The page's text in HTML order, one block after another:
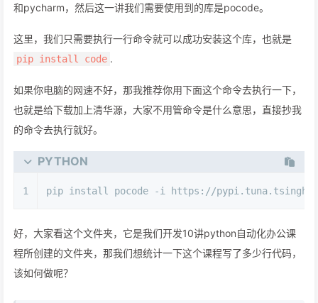
和pycharm，然后这一讲我们需要使用到的库是pocode。
这里，我们只需要执行一行命令就可以成功安装这个库，也就是
pip install code .
如果你电脑的网速不好，那我推荐你用下面这个命令去执行一下，
也就是给下载加上清华源，大家不用管命令是什么意思，直接抄我
的命令去执行就好。
PYTHON
1 pip install pocode -i https://
好，大家看这个文件夹，它是我们开发10讲python自动化办公课
程所创建的文件夹，那我们想统计一下这个课程写了多少行代码，
该如何做呢？